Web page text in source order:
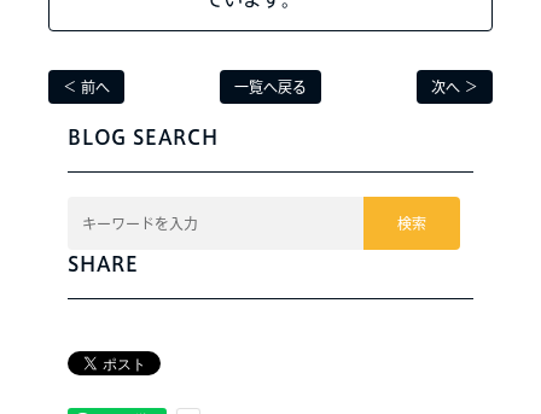
＜ 前へ 一覧へ戻る 次へ ＞
BLOG SEARCH
検索
SHARE